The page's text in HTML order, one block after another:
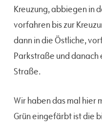
Kreuzung, abbiegen in
vorfahren bis zur
dann in die Östliche,
Parkstraße und
Straße.
Wir haben das mal hier
Grün eingefärbt ist die